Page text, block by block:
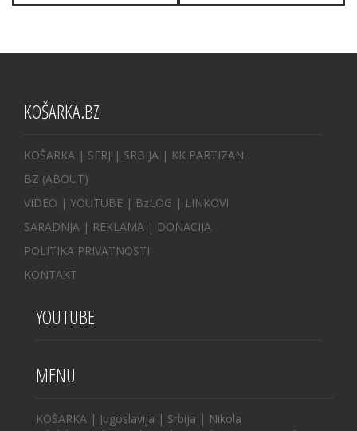
KOŠARKA.BZ
KOŠARKA | SFRJ | SRBIJA | KK PARTIZAN
BZ (ABOUT)
VIDEO | YOUTUBE | BzLOG | LINKOVI
SARADNJA | REKLAMA | DONACIJA
POLITIKA PRIVATNOSTI
KONTAKT
YOUTUBE
MENU
KOŠARKA | Jugoslavija | Srbija | Nikola